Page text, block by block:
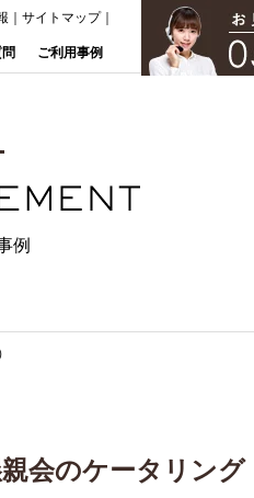
サイトマップ｜
ご利用事例
例
会のケータリング